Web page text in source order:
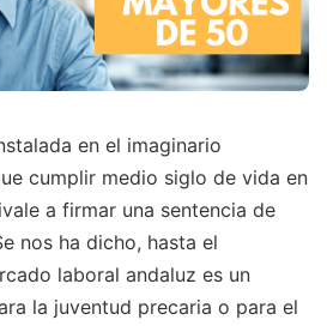
en el imaginario
cumplir medio siglo de vida en
a firmar una sentencia de
nos ha dicho, hasta el
laboral andaluz es un
la juventud precaria o para el